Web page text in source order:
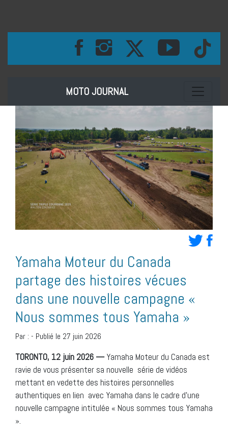
MOTO JOURNAL Toggle
Yamaha Moteur du Canada
partage des histoires vécues
dans une nouvelle campagne «
Nous sommes tous Yamaha »
Par : - Publié le 27 juin 2026
TORONTO, 12 juin 2026 —Yamaha Moteur du Canada est
ravie de vous présenter sa nouvelle série de vidéos
mettant en vedette des histoires personnelles
authentiques en lien avec Yamaha dans le cadre d’une
nouvelle campagne intitulée « Nous sommes tous Yamaha
».